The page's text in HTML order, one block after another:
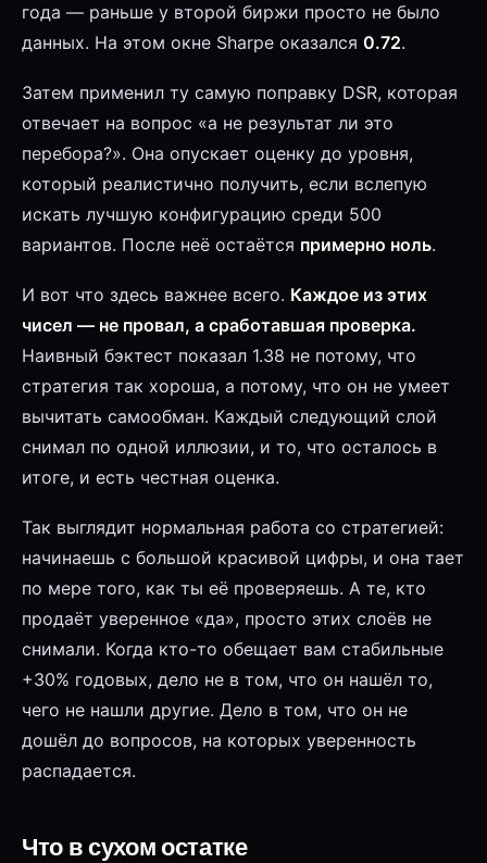
года — раньше у второй биржи просто не было
данных. На этом окне Sharpe оказался 0.72.
Затем применил ту самую поправку DSR, которая
отвечает на вопрос «а не результат ли это
перебора?». Она опускает оценку до уровня,
который реалистично получить, если вслепую
искать лучшую конфигурацию среди 500
вариантов. После неё остаётся примерно ноль.
И вот что здесь важнее всего. Каждое из этих
чисел — не провал, а сработавшая проверка.
Наивный бэктест показал 1.38 не потому, что
стратегия так хороша, а потому, что он не умеет
вычитать самообман. Каждый следующий слой
снимал по одной иллюзии, и то, что осталось в
итоге, и есть честная оценка.
Так выглядит нормальная работа со стратегией:
начинаешь с большой красивой цифры, и она тает
по мере того, как ты её проверяешь. А те, кто
продаёт уверенное «да», просто этих слоёв не
снимали. Когда кто-то обещает вам стабильные
+30% годовых, дело не в том, что он нашёл то,
чего не нашли другие. Дело в том, что он не
дошёл до вопросов, на которых уверенность
распадается.
Что в сухом остатке